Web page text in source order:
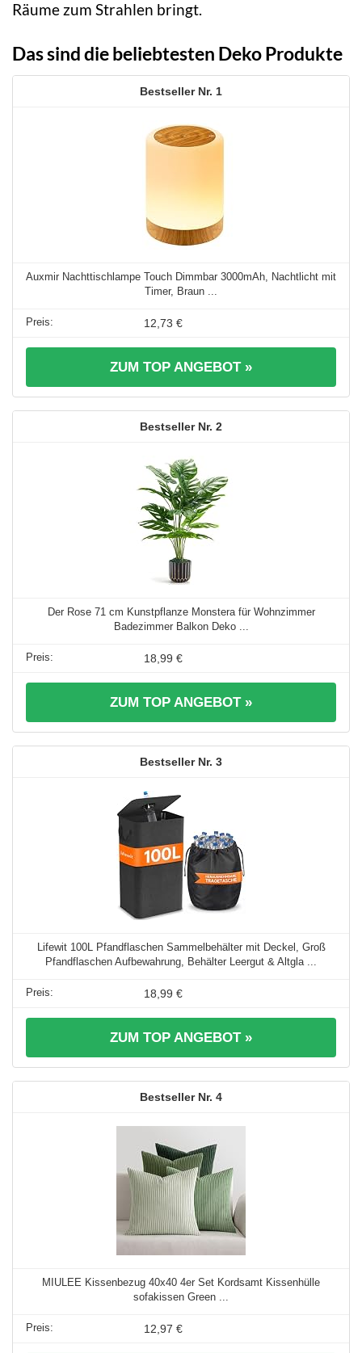
Räume zum Strahlen bringt.
Das sind die beliebtesten Deko Produkte
1
Auxmir Nachttischlampe Touch Dimmbar 3000mAh, Nachtlicht mit
Timer, Braun ...
12,73 €
ZUM TOP ANGEBOT »
2
Der Rose 71 cm Kunstpflanze Monstera für Wohnzimmer
Badezimmer Balkon Deko ...
18,99 €
ZUM TOP ANGEBOT »
3
Lifewit 100L Pfandflaschen Sammelbehälter mit Deckel, Groß
Pfandflaschen Aufbewahrung, Behälter Leergut & Altgla ...
18,99 €
ZUM TOP ANGEBOT »
4
MIULEE Kissenbezug 40x40 4er Set Kordsamt Kissenhülle
sofakissen Green ...
12,97 €